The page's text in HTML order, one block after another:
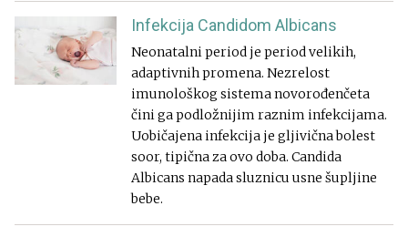
Infekcija Candidom Albicans
Neonatalni period je period velikih,
adaptivnih promena. Nezrelost
imunološkog sistema novorođenčeta
čini ga podložnijim raznim infekcijama.
Uobičajena infekcija je gljivična bolest
soor, tipična za ovo doba. Candida
Albicans napada sluznicu usne šupljine
bebe.